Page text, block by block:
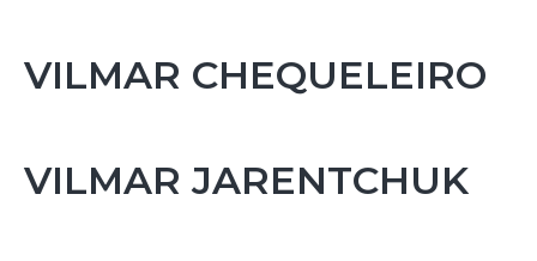
VILMAR CHEQUELEIRO
VILMAR JARENTCHUK